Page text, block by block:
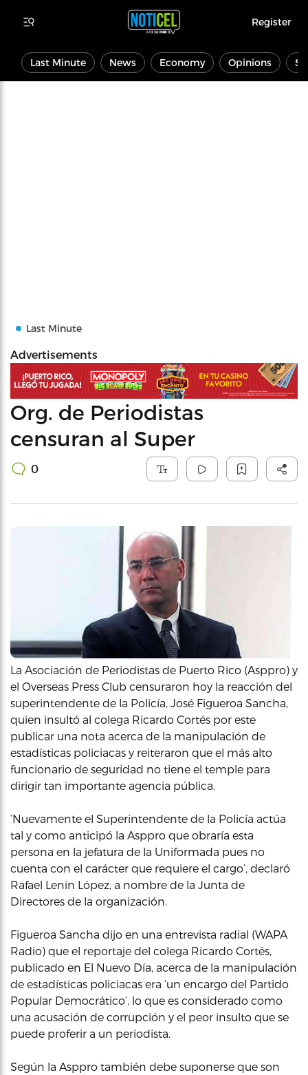
Register
Last Minute News Economy Opinions
Last Minute
Advertisements
Org. de Periodistas
censuran al Super
0
La Asociación de Periodistas de Puerto Rico (Asppro) y
el Overseas Press Club censuraron hoy la reacción del
superintendente de la Policía, José Figueroa Sancha,
quien insultó al colega Ricardo Cortés por este
publicar una nota acerca de la manipulación de
estadísticas policiacas y reiteraron que el más alto
funcionario de seguridad no tiene el temple para
dirigir tan importante agencia pública.
‘Nuevamente el Superintendente de la Policía actúa
tal y como anticipó la Asppro que obraría esta
persona en la jefatura de la Uniformada pues no
cuenta con el carácter que requiere el cargo’, declaró
Rafael Lenín López, a nombre de la Junta de
Directores de la organización.
Figueroa Sancha dijo en una entrevista radial (WAPA
Radio) que el reportaje del colega Ricardo Cortés,
publicado en El Nuevo Día, acerca de la manipulación
de estadísticas policiacas era ‘un encargo del Partido
Popular Democrático’, lo que es considerado como
una acusación de corrupción y el peor insulto que se
puede proferir a un periodista.
Según la Asppro también debe suponerse que son